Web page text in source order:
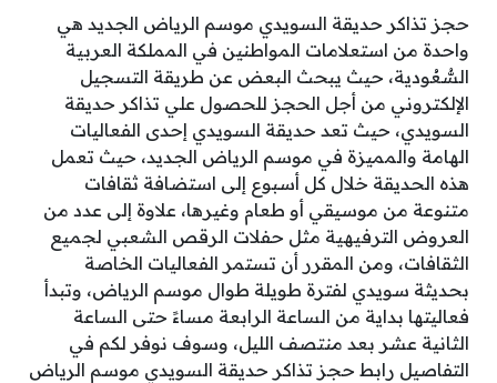
حجز تذاكر حديقة السويدي موسم الرياض الجديد هي
واحدة من استعلامات المواطنين في المملكة العربية
السُّعُودية، حيث يبحث البعض عن طريقة التسجيل
الإلكتروني من أجل الحجز للحصول علي تذاكر حديقة
السويدي، حيث تعد حديقة السويدي إحدى الفعاليات
الهامة والمميزة في موسم الرياض الجديد، حيث تعمل
هذه الحديقة خلال كل أسبوع إلى استضافة ثقافات
متنوعة من موسيقي أو طعام وغيرها، علاوة إلى عدد من
العروض الترفيهية مثل حفلات الرقص الشعبي لجميع
الثقافات، ومن المقرر أن تستمر الفعاليات الخاصة
بحديثة سويدي لفترة طويلة طوال موسم الرياض، وتبدأ
فعاليتها بداية من الساعة الرابعة مساءً حتى الساعة
الثانية عشر بعد منتصف الليل، وسوف نوفر لكم في
التفاصيل رابط حجز تذاكر حديقة السويدي موسم الرياض